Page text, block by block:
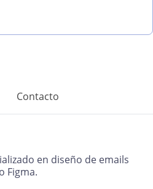
Contacto
en diseño de emails
Figma.